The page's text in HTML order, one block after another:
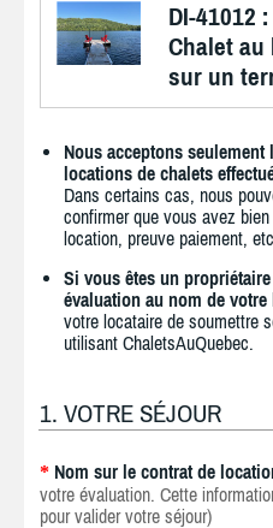
DI-41012
Chalet
sur un
Nous acceptons
locations de chalets
Dans certains cas, nous
confirmer que vous avez
location, preuve paiement,
Si vous êtes un
évaluation au nom de votre
votre locataire de soumettre
utilisant ChaletsAuQuebec.
1. VOTRE SÉJOUR
* Nom sur le contrat de
votre évaluation. Cette
pour valider votre séjour)